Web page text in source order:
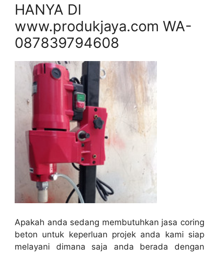
HANYA DI
www.produkjaya.com WA-
087839794608
Apakah anda sedang membutuhkan jasa coring
beton untuk keperluan projek anda kami siap
melayani dimana saja anda berada dengan